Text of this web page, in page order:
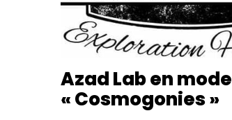
Azad Lab en mode
« Cosmogonies »